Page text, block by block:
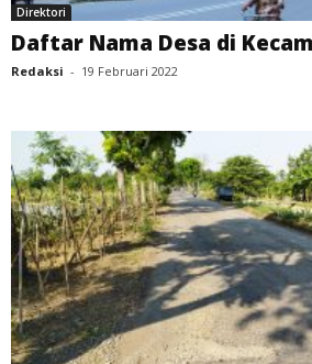
Direktori
Daftar Nama Desa di
Redaksi - 19 Februari 2022